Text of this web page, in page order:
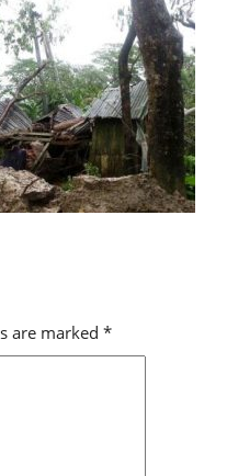
are marked *